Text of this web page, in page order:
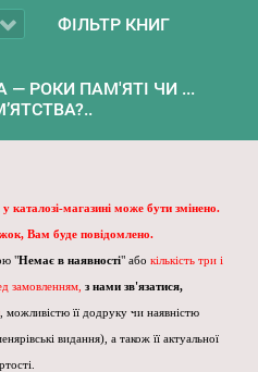
ФІЛЬТР КНИГ
— РОКИ ПАМ'ЯТІ ЧИ ...
каталозі-магазині може бути змінено.
Вам буде повідомлено.
"Немає в наявності" або кількість три і
замовленням, з нами зв'язатися,
, можливістю її додруку чи наявністю
видання), а також її актуальної